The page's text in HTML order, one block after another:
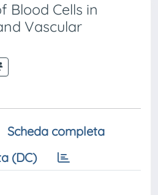
Blood Cells in
Vascular
Scheda completa
(DC)